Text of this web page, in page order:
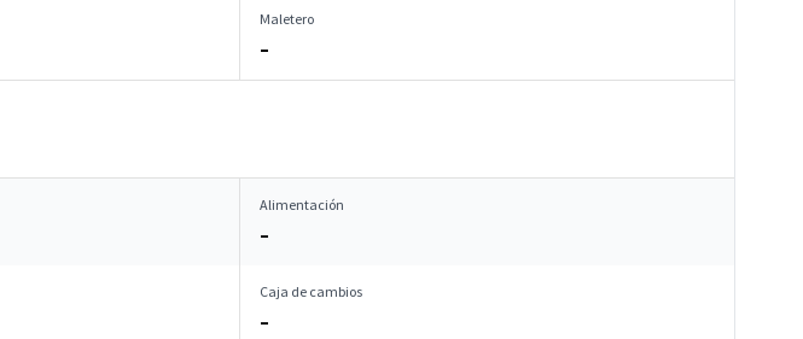
Maletero
–
Alimentación
–
Caja de cambios
–